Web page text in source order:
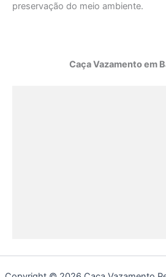
preservação do meio ambiente.
Caça Vazamento em